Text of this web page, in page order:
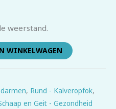
weerstand.
WINKELWAGEN
, Rund - Kalveropfok,
en Geit - Gezondheid